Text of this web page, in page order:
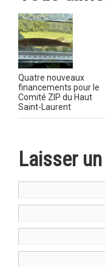
Quatre nouveaux
financements pour le
Comité ZIP du Haut
Saint-Laurent
Laisser